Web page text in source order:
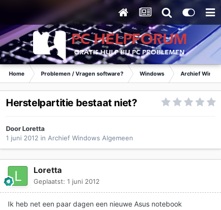
Home Problemen / Vragen software? Windows Archief
Herstelpartitie bestaat niet?
DoorLoretta
1 juni 2012 in Archief Windows Algemeen
Loretta
Geplaatst: 1 juni 2012
Ik heb net een paar dagen een nieuwe Asus notebook